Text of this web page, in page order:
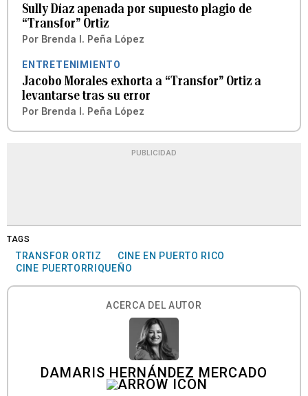
Sully Díaz apenada por supuesto plagio de
“Transfor” Ortiz
Por Brenda I. Peña López
ENTRETENIMIENTO
Jacobo Morales exhorta a “Transfor” Ortiz a
levantarse tras su error
Por Brenda I. Peña López
PUBLICIDAD
TAGS
TRANSFOR ORTIZ
CINE EN PUERTO RICO
CINE PUERTORRIQUEÑO
ACERCA DEL AUTOR
DAMARIS HERNÁNDEZ MERCADO